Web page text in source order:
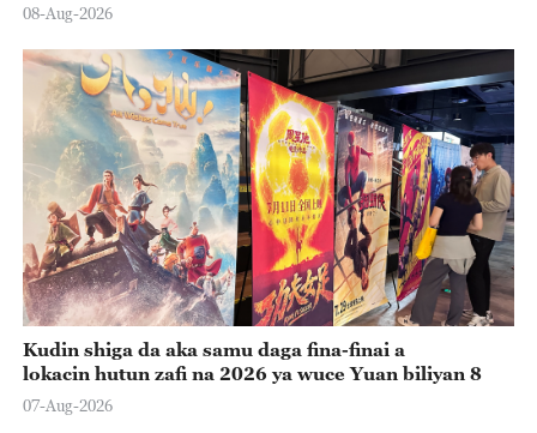
08-Aug-2026
Kudin shiga da aka samu daga fina-finai a
lokacin hutun zafi na 2026 ya wuce Yuan biliyan 8
07-Aug-2026